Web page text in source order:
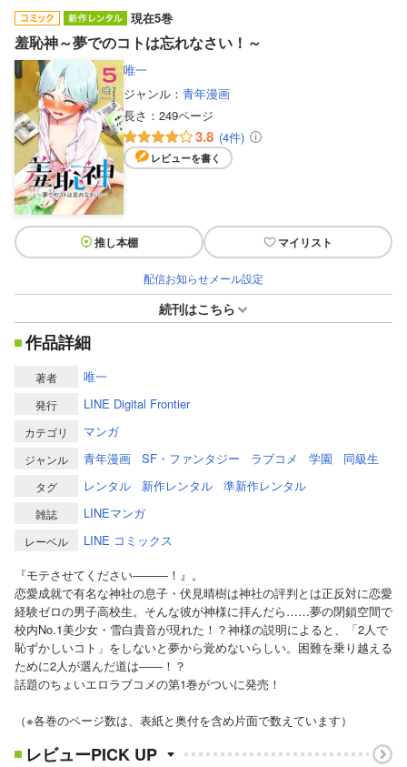
現在5巻
羞恥神～夢でのコトは忘れなさい！～
唯一
ジャンル： 青年漫画
長さ： 249ページ
3.8 (4件)
レビューを書く
推し本棚 マイリスト
配信お知らせメール設定
続刊はこちら
作品詳細
著者 唯一
発行 LINE Digital Frontier
カテゴリ マンガ
ジャンル 青年漫画 SF・ファンタジー ラブコメ 学園 同級生
タグ レンタル 新作レンタル 準新作レンタル
雑誌 LINEマンガ
レーベル
LINE コミックス
『モテさせてください―――！』。
恋愛成就で有名な神社の息子・伏見晴樹は神社の評判とは正反対に恋愛
経験ゼロの男子高校生。そんな彼が神様に拝んだら……夢の閉鎖空間で
校内No.1美少女・雪白貴音が現れた！？神様の説明によると、「2人で
恥ずかしいコト」をしないと夢から覚めないらしい。困難を乗り越える
ために2人が選んだ道は――！？
話題のちょいエロラブコメの第1巻がついに発売！
（※各巻のページ数は、表紙と奥付を含め片面で数えています）
レビューPICK UP